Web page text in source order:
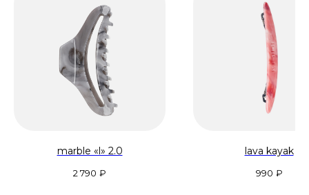
marble «l» 2.0
2 790 ₽
lava kayak
990 ₽